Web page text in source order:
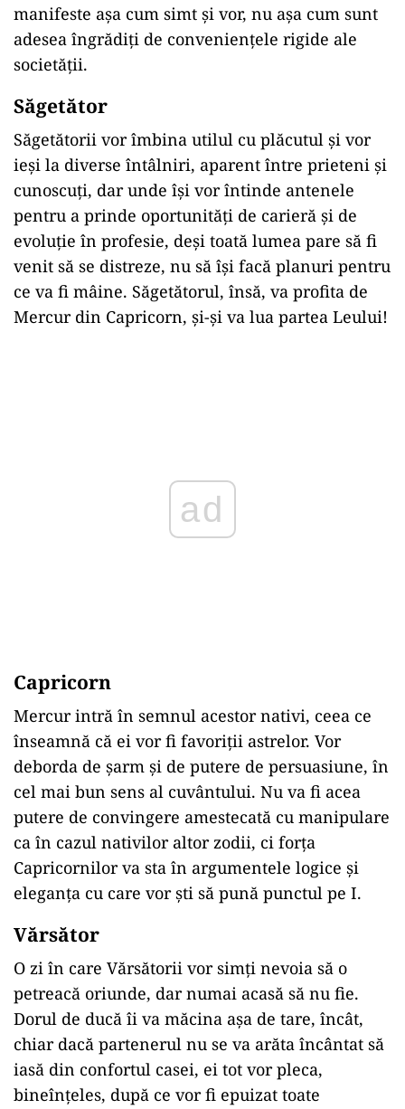
manifeste așa cum simt și vor, nu așa cum sunt
adesea îngrădiți de conveniențele rigide ale
societății.
Săgetător
Săgetătorii vor îmbina utilul cu plăcutul și vor
ieși la diverse întâlniri, aparent între prieteni și
cunoscuți, dar unde își vor întinde antenele
pentru a prinde oportunități de carieră și de
evoluție în profesie, deși toată lumea pare să fi
venit să se distreze, nu să își facă planuri pentru
ce va fi mâine. Săgetătorul, însă, va profita de
Mercur din Capricorn, și-și va lua partea Leului!
ad
Capricorn
Mercur intră în semnul acestor nativi, ceea ce
înseamnă că ei vor fi favoriții astrelor. Vor
deborda de șarm și de putere de persuasiune, în
cel mai bun sens al cuvântului. Nu va fi acea
putere de convingere amestecată cu manipulare
ca în cazul nativilor altor zodii, ci forța
Capricornilor va sta în argumentele logice și
eleganța cu care vor ști să pună punctul pe I.
Vărsător
O zi în care Vărsătorii vor simți nevoia să o
petreacă oriunde, dar numai acasă să nu fie.
Dorul de ducă îi va măcina așa de tare, încât,
chiar dacă partenerul nu se va arăta încântat să
iasă din confortul casei, ei tot vor pleca,
bineînțeles, după ce vor fi epuizat toate